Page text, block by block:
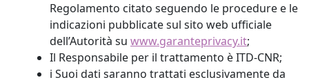
Regolamento citato seguendo le procedure e le
indicazioni pubblicate sul sito web ufficiale
dell’Autorità su www.garanteprivacy.it;
Il Responsabile per il trattamento è ITD-CNR;
i Suoi dati saranno trattati esclusivamente da